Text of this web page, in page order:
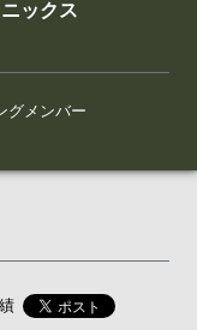
ックス
グメンバー